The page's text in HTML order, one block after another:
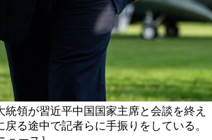
統領が習近平中国国家主席と会談を終え
る途中で記者らに手振りをしている。